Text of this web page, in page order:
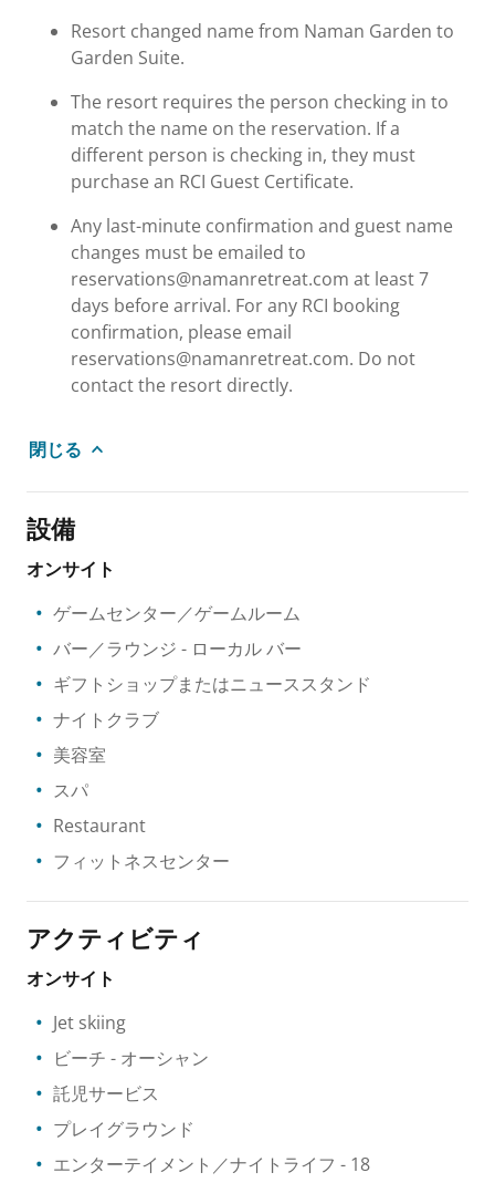
Resort changed name from Naman Garden to
Garden Suite.
The resort requires the person checking in to
match the name on the reservation. If a
different person is checking in, they must
purchase an RCI Guest Certificate.
Any last-minute confirmation and guest name
changes must be emailed to
reservations@namanretreat.com at least 7
days before arrival. For any RCI booking
confirmation, please email
reservations@namanretreat.com. Do not
contact the resort directly.
閉じる
設備
オンサイト
ゲームセンター／ゲームルーム
バー／ラウンジ - ローカル バー
ギフトショップまたはニューススタンド
ナイトクラブ
美容室
スパ
Restaurant
フィットネスセンター
アクティビティ
オンサイト
Jet skiing
ビーチ - オーシャン
託児サービス
プレイグラウンド
エンターテイメント／ナイトライフ - 18